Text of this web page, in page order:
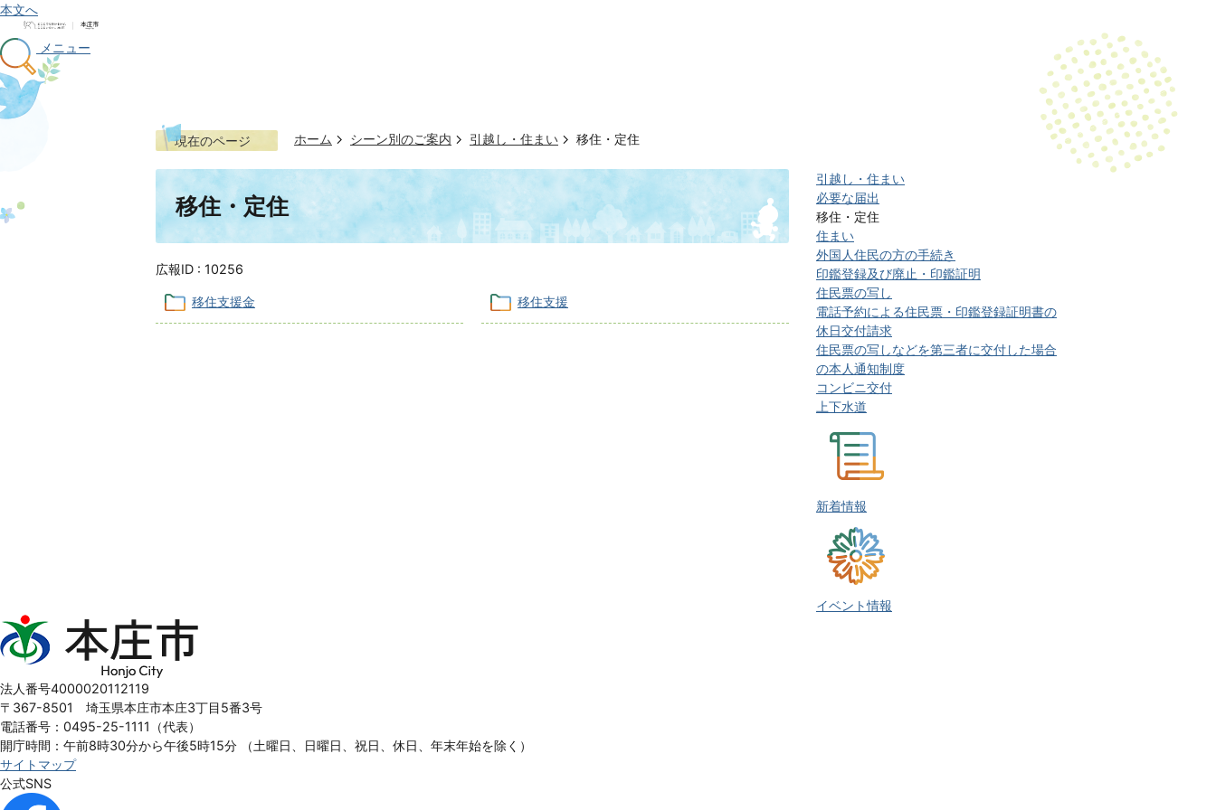
本文へ
メニュー
現在のページ ホーム シーン別のご案内 引越し・住まい 移住・定住
移住・定住
広報ID : 10256
移住支援金 移住支援
引越し・住まい
必要な届出
移住・定住
住まい
外国人住民の方の手続き
印鑑登録及び廃止・印鑑証明
住民票の写し
電話予約による住民票・印鑑登録証明書の
休日交付請求
住民票の写しなどを第三者に交付した場合
の本人通知制度
コンビニ交付
上下水道
新着情報
イベント情報
本
庄
Honjo
City
法人番号4000020112119
〒367-8501 埼玉県本庄市本庄3丁目5番3号
電話番号：0495-25-1111（代表）
開庁時間：午前8時30分から午後5時15分
（土曜日、日曜日、祝日、休日、年末年始を除く）
サイトマップ
公式SNS